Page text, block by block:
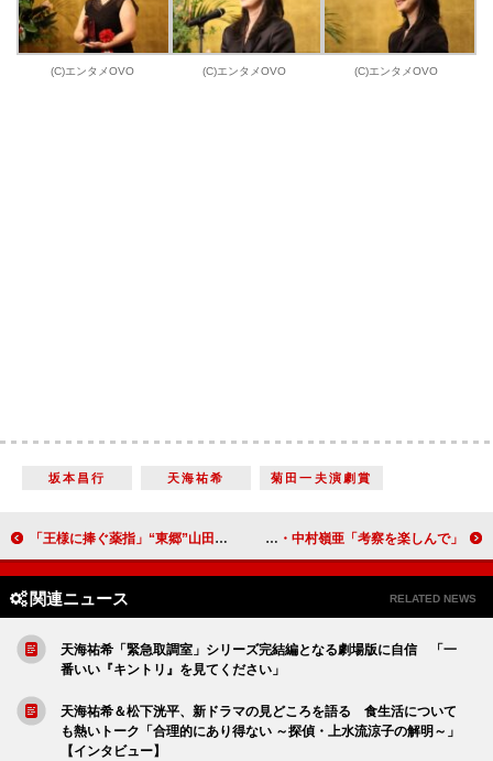
(C)エンタメOVO (C)エンタメOVO (C)エンタメOVO
坂本昌行 天海祐希 菊田一夫演劇賞
「王様に捧ぐ薬指」“東郷”山田涼介の“連続キス”に胸キュン 「キスを焦らすオス東郷が最高」「幸せな気持ちになれた」 倉悠貴、単独初主演ドラマ「犬と屑」は「代表作になればいいな」 三原羽衣＆7 MEN 侍・中村嶺亜「考察を楽しんで」
関連ニュース RELATED NEWS
天海祐希「緊急取調室」シリーズ完結編となる劇場版に自信 「一
番いい『キントリ』を見てください」
天海祐希＆松下洸平、新ドラマの見どころを語る 食生活について
も熱いトーク「合理的にあり得ない ～探偵・上水流涼子の解明～」
【インタビュー】